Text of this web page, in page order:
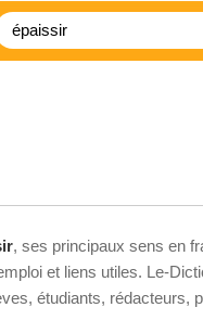
, ses principaux sens en
et liens utiles. Le-
étudiants, rédacteurs,